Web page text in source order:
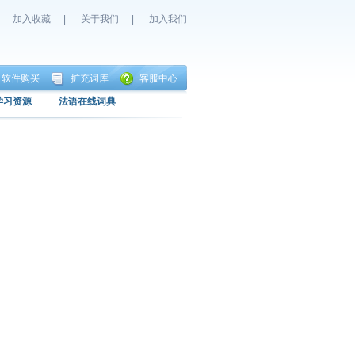
加入收藏 关于我们 加入我们
软件购买 扩充词库 客服中心
习资源 法语在线词典